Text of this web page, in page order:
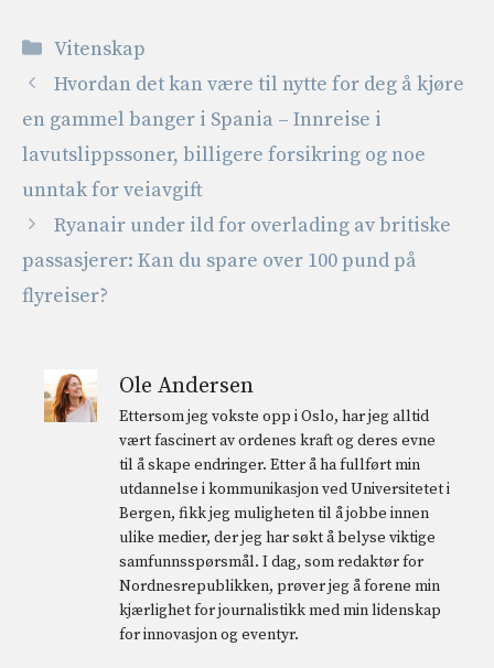
Kategorier
Vitenskap
Hvordan det kan være til nytte for deg å kjøre
en gammel banger i Spania – Innreise i
lavutslippssoner, billigere forsikring og noe
unntak for veiavgift
Ryanair under ild for overlading av britiske
passasjerer: Kan du spare over 100 pund på
flyreiser?
Ole Andersen
Ettersom jeg vokste opp i Oslo, har jeg alltid
vært fascinert av ordenes kraft og deres evne
til å skape endringer. Etter å ha fullført min
utdannelse i kommunikasjon ved Universitetet i
Bergen, fikk jeg muligheten til å jobbe innen
ulike medier, der jeg har søkt å belyse viktige
samfunnsspørsmål. I dag, som redaktør for
Nordnesrepublikken, prøver jeg å forene min
kjærlighet for journalistikk med min lidenskap
for innovasjon og eventyr.